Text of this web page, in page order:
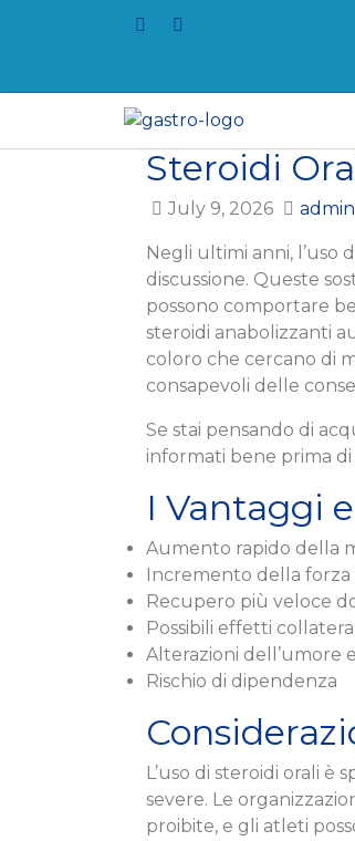
Steroidi
July 9, 2026 admin
Negli ultimi anni, l’uso
discussione. Queste
possono comportare
steroidi anabolizzanti
coloro che cercano di
consapevoli delle
Se stai pensando di
informati bene prima
I Vantaggi
Aumento rapido della
Incremento della forza
Recupero più veloce
Possibili effetti
Alterazioni dell’umore
Rischio di dipendenza
L’uso di steroidi orali è
severe. Le
proibite, e gli atleti